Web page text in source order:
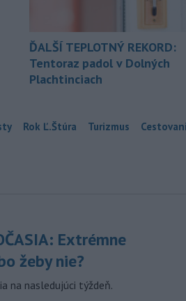
ĎALŠÍ TEPLOTNÝ REKORD:
Tentoraz padol v Dolných
Plachtinciach
Rok Ľ.Štúra Turizmus
Extrémne
žeby nie?
na nasledujúci týždeň.